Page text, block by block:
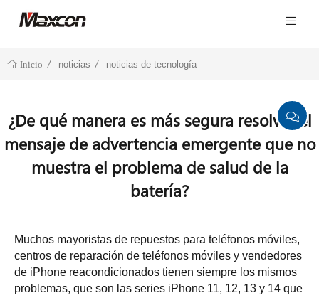
Inicio noticias noticias de tecnología
¿De qué manera es más segura resolver el
mensaje de advertencia emergente que no
muestra el problema de salud de la
batería?
Muchos mayoristas de repuestos para teléfonos móviles,
centros de reparación de teléfonos móviles y vendedores
de iPhone reacondicionados tienen siempre los mismos
problemas, que son las series iPhone 11, 12, 13 y 14 que